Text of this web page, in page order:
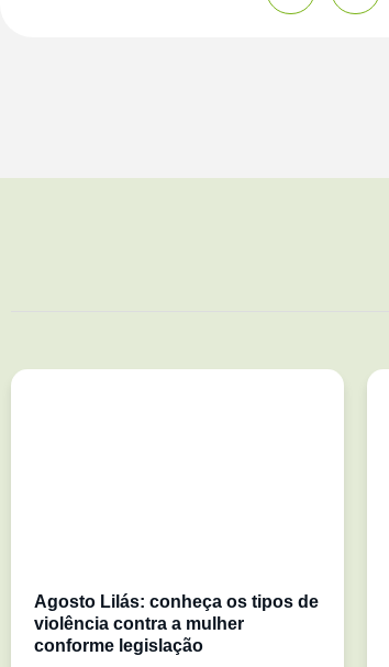
Agosto Lilás: conheça os tipos de
violência contra a mulher
conforme legislação